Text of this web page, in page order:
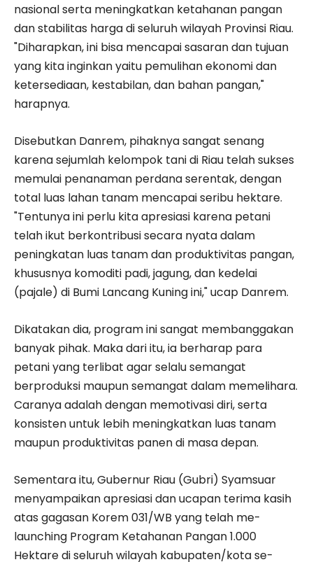
nasional serta meningkatkan ketahanan pangan
dan stabilitas harga di seluruh wilayah Provinsi Riau.
"Diharapkan, ini bisa mencapai sasaran dan tujuan
yang kita inginkan yaitu pemulihan ekonomi dan
ketersediaan, kestabilan, dan bahan pangan,"
harapnya.
Disebutkan Danrem, pihaknya sangat senang
karena sejumlah kelompok tani di Riau telah sukses
memulai penanaman perdana serentak, dengan
total luas lahan tanam mencapai seribu hektare.
"Tentunya ini perlu kita apresiasi karena petani
telah ikut berkontribusi secara nyata dalam
peningkatan luas tanam dan produktivitas pangan,
khususnya komoditi padi, jagung, dan kedelai
(pajale) di Bumi Lancang Kuning ini," ucap Danrem.
Dikatakan dia, program ini sangat membanggakan
banyak pihak. Maka dari itu, ia berharap para
petani yang terlibat agar selalu semangat
berproduksi maupun semangat dalam memelihara.
Caranya adalah dengan memotivasi diri, serta
konsisten untuk lebih meningkatkan luas tanam
maupun produktivitas panen di masa depan.
Sementara itu, Gubernur Riau (Gubri) Syamsuar
menyampaikan apresiasi dan ucapan terima kasih
atas gagasan Korem 031/WB yang telah me-
launching Program Ketahanan Pangan 1.000
Hektare di seluruh wilayah kabupaten/kota se-